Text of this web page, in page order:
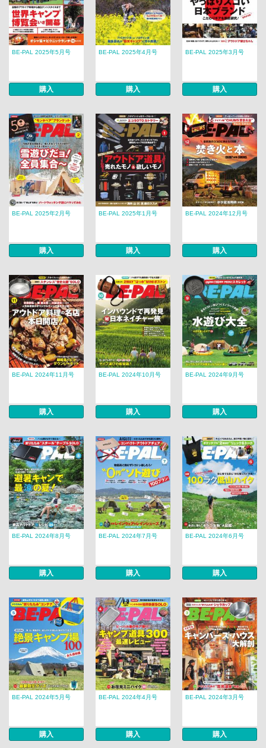
BE-PAL 2025年5月号
購入
BE-PAL 2025年4月号
購入
BE-PAL 2025年3月号
購入
BE-PAL 2025年2月号
購入
BE-PAL 2025年1月号
購入
BE-PAL 2024年12月号
購入
BE-PAL 2024年11月号
購入
BE-PAL 2024年10月号
購入
BE-PAL 2024年9月号
購入
BE-PAL 2024年8月号
購入
BE-PAL 2024年7月号
購入
BE-PAL 2024年6月号
購入
BE-PAL 2024年5月号
購入
BE-PAL 2024年4月号
購入
BE-PAL 2024年3月号
購入